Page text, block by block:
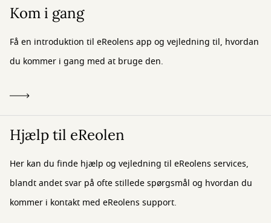
Kom i gang
Få en introduktion til eReolens app og vejledning til, hvordan
du kommer i gang med at bruge den.
Hjælp til eReolen
Her kan du finde hjælp og vejledning til eReolens services,
blandt andet svar på ofte stillede spørgsmål og hvordan du
kommer i kontakt med eReolens support.